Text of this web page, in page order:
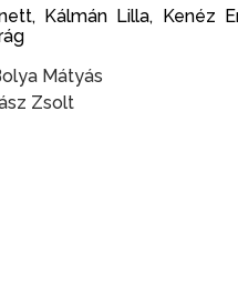
Kálmán Lilla, Kenéz
Mátyás
Zsolt